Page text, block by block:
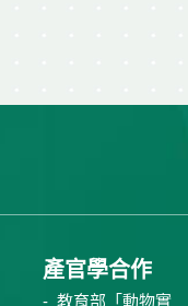
產官學合作
教育部「動物實